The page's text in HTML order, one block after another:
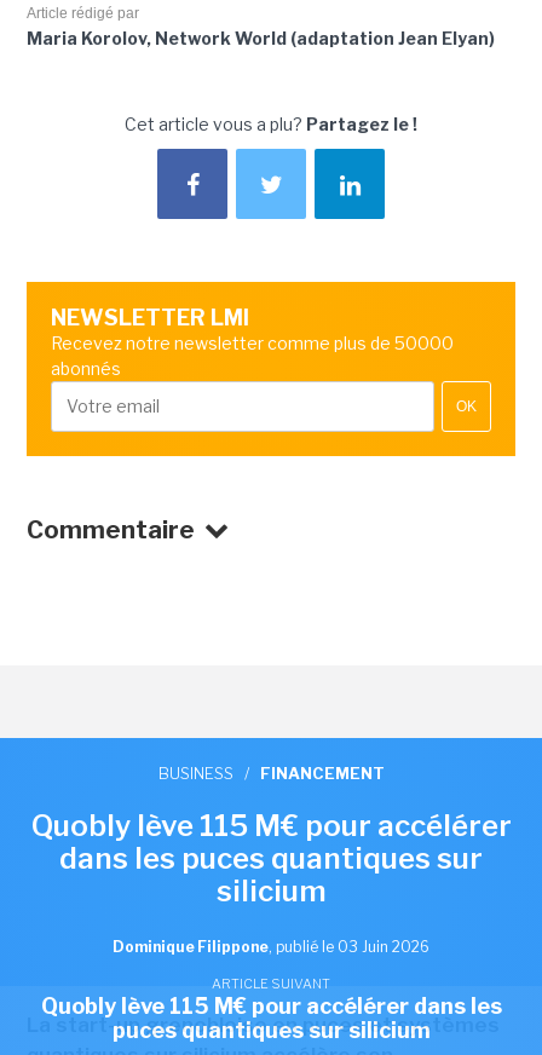
Article rédigé par
Maria Korolov, Network World (adaptation Jean Elyan)
Cet article vous a plu? Partagez le !
NEWSLETTER LMI
Recevez notre newsletter comme plus de 50000
abonnés
OK
Commentaire
ARTICLE SUIVANT
Quobly lève 115 M€ pour accélérer dans les
puces quantiques sur silicium
BUSINESS / FINANCEMENT
Quobly lève 115 M€ pour accélérer
dans les puces quantiques sur
silicium
Dominique Filippone, publié le 03 Juin 2026
La start-up grenobloise en puces et systèmes